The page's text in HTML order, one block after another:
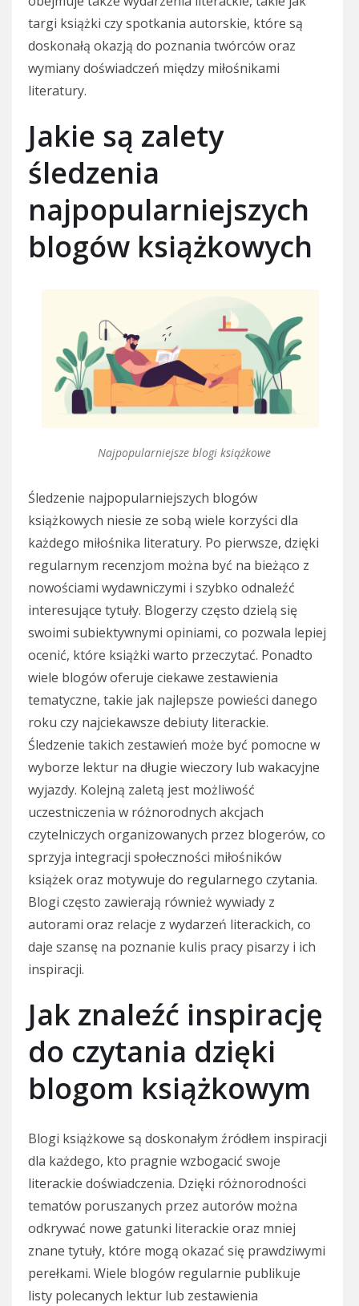
targi książki czy spotkania autorskie, które są
doskonałą okazją do poznania twórców oraz
wymiany doświadczeń między miłośnikami
literatury.
Jakie są zalety
śledzenia
najpopularniejszych
blogów książkowych
Najpopularniejsze blogi książkowe
Śledzenie najpopularniejszych blogów
książkowych niesie ze sobą wiele korzyści dla
każdego miłośnika literatury. Po pierwsze, dzięki
regularnym recenzjom można być na bieżąco z
nowościami wydawniczymi i szybko odnaleźć
interesujące tytuły. Blogerzy często dzielą się
swoimi subiektywnymi opiniami, co pozwala lepiej
ocenić, które książki warto przeczytać. Ponadto
wiele blogów oferuje ciekawe zestawienia
tematyczne, takie jak najlepsze powieści danego
roku czy najciekawsze debiuty literackie.
Śledzenie takich zestawień może być pomocne w
wyborze lektur na długie wieczory lub wakacyjne
wyjazdy. Kolejną zaletą jest możliwość
uczestniczenia w różnorodnych akcjach
czytelniczych organizowanych przez blogerów, co
sprzyja integracji społeczności miłośników
książek oraz motywuje do regularnego czytania.
Blogi często zawierają również wywiady z
autorami oraz relacje z wydarzeń literackich, co
daje szansę na poznanie kulis pracy pisarzy i ich
inspiracji.
Jak znaleźć inspirację
do czytania dzięki
blogom książkowym
Blogi książkowe są doskonałym źródłem inspiracji
dla każdego, kto pragnie wzbogacić swoje
literackie doświadczenia. Dzięki różnorodności
tematów poruszanych przez autorów można
odkrywać nowe gatunki literackie oraz mniej
znane tytuły, które mogą okazać się prawdziwymi
perełkami. Wiele blogów regularnie publikuje
listy polecanych lektur lub zestawienia